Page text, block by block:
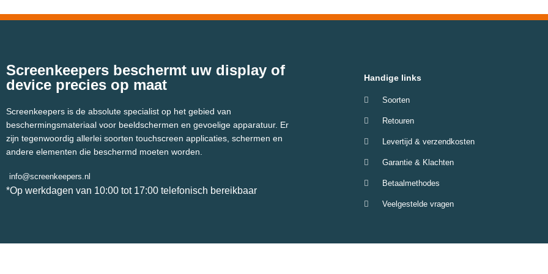
Screenkeepers beschermt uw display of
device precies op maat
Screenkeepers is de absolute specialist op het gebied van
beschermingsmateriaal voor beeldschermen en gevoelige apparatuur. Er
zijn tegenwoordig allerlei soorten touchscreen applicaties, schermen en
andere elementen die beschermd moeten worden.
info@screenkeepers.nl
*Op werkdagen van 10:00 tot 17:00 telefonisch bereikbaar
Handige links
Soorten
Retouren
Levertijd & verzendkosten
Garantie & Klachten
Betaalmethodes
Veelgestelde vragen